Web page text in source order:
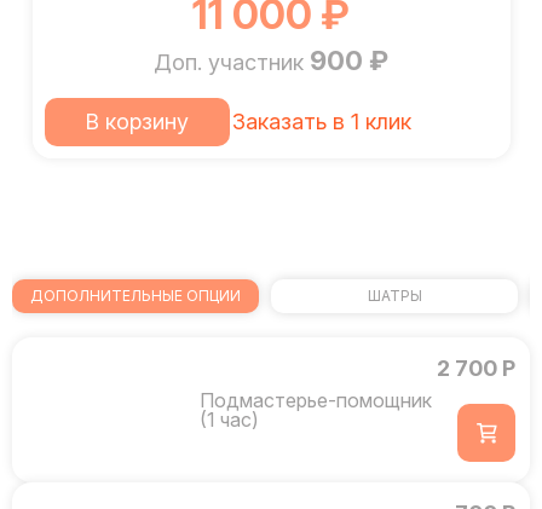
11 000 ₽
Доп. участник 900 ₽
В корзину Заказать в 1 клик
ДОПОЛНИТЕЛЬНЫЕ ОПЦИИ ШАТРЫ
Подмастерье-помощник
(1 час)
2 700 Р